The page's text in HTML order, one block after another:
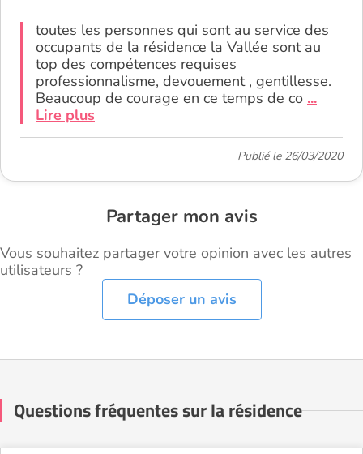
toutes les personnes qui sont au service des
occupants de la résidence la Vallée sont au
top des compétences requises
professionnalisme, devouement , gentillesse.
Beaucoup de courage en ce temps de co ...
Lire plus
Publié le 26/03/2020
Partager mon avis
Vous souhaitez partager votre opinion avec les autres
utilisateurs ?
Déposer un avis
Questions fréquentes sur la résidence